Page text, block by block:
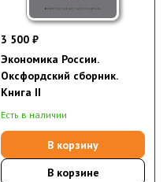
3 500 ₽
Экономика России.
Оксфордский сборник.
Книга II
Есть в наличии
В корзину
В корзине